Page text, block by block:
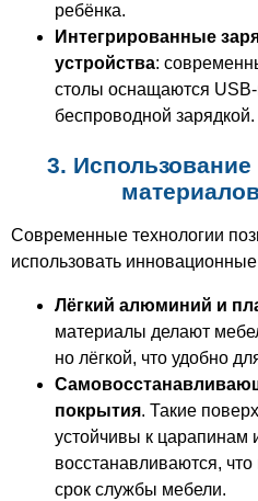
ребёнка.
Интегрированные
устройства:
столы оснащаются
беспроводной зарядкой.
3.
материалов
Современные технологии
использовать
Лёгкий алюминий и
материалы делают
но лёгкой, что удобно
покрытия. Такие
устойчивы к царапинам
восстанавливаются,
срок службы мебели.